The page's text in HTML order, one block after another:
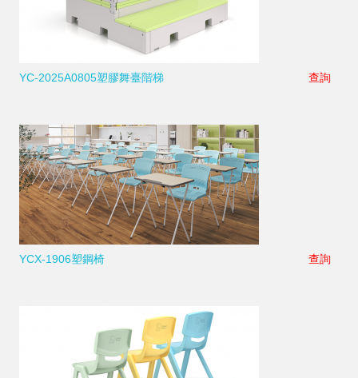
YC-2025A0805塑膠舞臺階梯 查詢
YCX-1906塑鋼椅 查詢